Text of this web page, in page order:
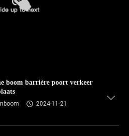
boom barrière poort verkeer
2024-11-21